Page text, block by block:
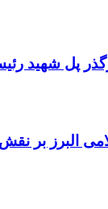
پل شهید
البرز بر